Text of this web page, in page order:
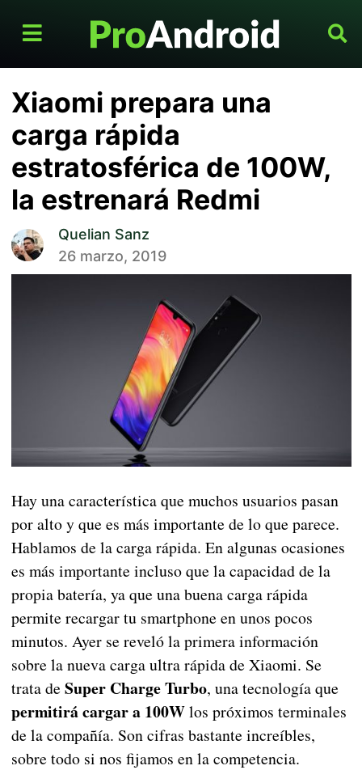
Xiaomi prepara una
carga rápida
estratosférica de 100W,
la estrenará Redmi
Quelian Sanz
26 marzo, 2019
Hay una característica que muchos usuarios pasan
por alto y que es más importante de lo que parece.
Hablamos de la carga rápida. En algunas ocasiones
es más importante incluso que la capacidad de la
propia batería, ya que una buena carga rápida
permite recargar tu smartphone en unos pocos
minutos. Ayer se reveló la primera información
sobre la nueva carga ultra rápida de Xiaomi. Se
trata de Super Charge Turbo, una tecnología que
permitirá cargar a 100Wlos próximos terminales
de la compañía. Son cifras bastante increíbles,
sobre todo si nos fijamos en la competencia.